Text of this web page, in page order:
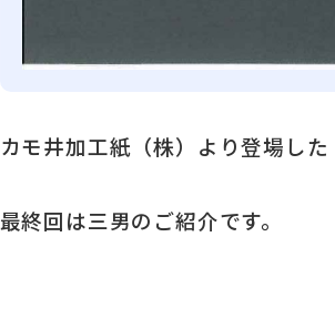
カモ井加工紙（株）より登場した
最終回は三男のご紹介です。